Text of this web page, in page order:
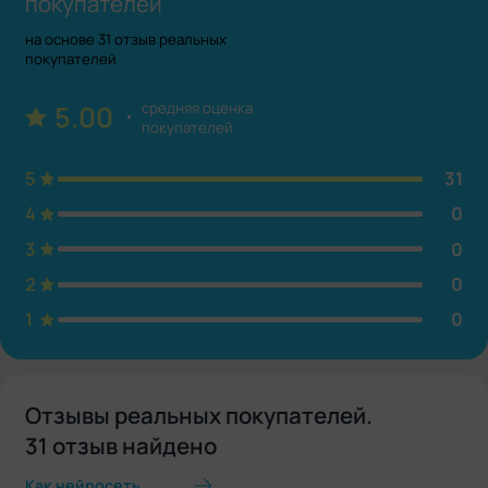
на основе 31 отзыв реальных
покупателей
5.00
средняя оценка
покупателей
5
31
4
0
3
0
2
0
1
0
Отзывы реальных покупателей.
31 отзыв найдено